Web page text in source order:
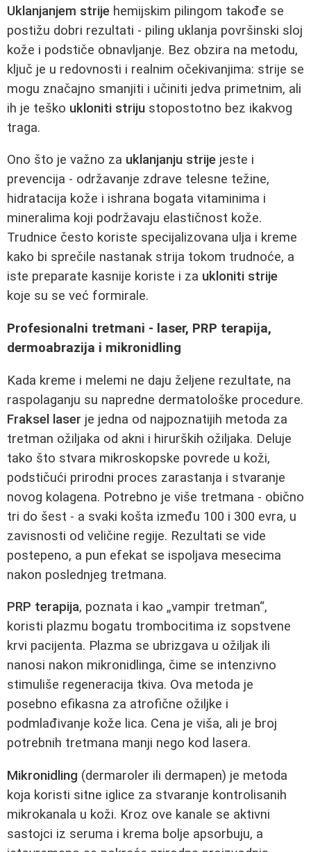
Uklanjanjem strije hemijskim pilingom takođe se
postižu dobri rezultati - piling uklanja površinski sloj
kože i podstiče obnavljanje. Bez obzira na metodu,
ključ je u redovnosti i realnim očekivanjima: strije se
mogu značajno smanjiti i učiniti jedva primetnim, ali
ih je teško ukloniti striju stopostotno bez ikakvog
traga.
Ono što je važno za uklanjanju strije jeste i
prevencija - održavanje zdrave telesne težine,
hidratacija kože i ishrana bogata vitaminima i
mineralima koji podržavaju elastičnost kože.
Trudnice često koriste specijalizovana ulja i kreme
kako bi sprečile nastanak strija tokom trudnoće, a
iste preparate kasnije koriste i za ukloniti strije
koje su se već formirale.
Profesionalni tretmani - laser, PRP terapija,
dermoabrazija i mikronidling
Kada kreme i melemi ne daju željene rezultate, na
raspolaganju su napredne dermatološke procedure.
Fraksel laser je jedna od najpoznatijih metoda za
tretman ožiljaka od akni i hirurških ožiljaka. Deluje
tako što stvara mikroskopske povrede u koži,
podstičući prirodni proces zarastanja i stvaranje
novog kolagena. Potrebno je više tretmana - obično
tri do šest - a svaki košta između 100 i 300 evra, u
zavisnosti od veličine regije. Rezultati se vide
postepeno, a pun efekat se ispoljava mesecima
nakon poslednjeg tretmana.
PRP terapija, poznata i kao „vampir tretman“,
koristi plazmu bogatu trombocitima iz sopstvene
krvi pacijenta. Plazma se ubrizgava u ožiljak ili
nanosi nakon mikronidlinga, čime se intenzivno
stimuliše regeneracija tkiva. Ova metoda je
posebno efikasna za atrofične ožiljke i
podmlađivanje kože lica. Cena je viša, ali je broj
potrebnih tretmana manji nego kod lasera.
Mikronidling (dermaroler ili dermapen) je metoda
koja koristi sitne iglice za stvaranje kontrolisanih
mikrokanala u koži. Kroz ove kanale se aktivni
sastojci iz seruma i krema bolje apsorbuju, a